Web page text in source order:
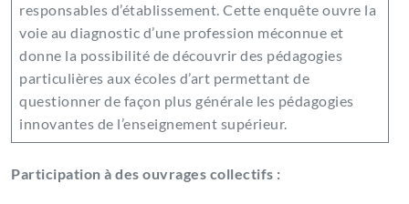
responsables d’établissement. Cette enquête ouvre la
voie au diagnostic d’une profession méconnue et
donne la possibilité de découvrir des pédagogies
particulières aux écoles d’art permettant de
questionner de façon plus générale les pédagogies
innovantes de l’enseignement supérieur.
Participation à des ouvrages collectifs :